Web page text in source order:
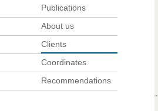
Publications
About us
Clients
Coordinates
Recommendations